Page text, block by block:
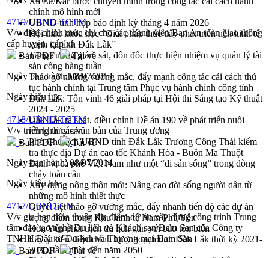
chính mô hình mới
UBND tỉnh họp báo định kỳ tháng 4 năm 2026
Hội thảo khoa học “Giải pháp thúc đẩy phát triển nền kinh tế
xanh tại tỉnh Đắk Lắk”
Tăng cường giám sát, đôn đốc thực hiện nhiệm vụ quản lý tài
sản công hàng tuần
Tháo gỡ những vướng mắc, đẩy mạnh công tác cải cách thủ
tục hành chính tại Trung tâm Phục vụ hành chính công tỉnh
Đắk Lắk: Tôn vinh 46 giải pháp tại Hội thi Sáng tạo Kỹ thuật
2024 - 2025
Đắk Lắk rà soát, điều chỉnh Đề án 190 về phát triển nuôi
trồng thủy sản
Phó Chủ tịch UBND tỉnh Đắk Lắk Trương Công Thái kiểm
tra thực địa Dự án cao tốc Khánh Hòa - Buôn Ma Thuột
Định vị cà phê Việt Nam như một “di sản sống” trong dòng
chảy toàn cầu
Xây dựng nông thôn mới: Nâng cao đời sống người dân từ
những mô hình thiết thực
Quyết liệt tháo gỡ vướng mắc, đẩy nhanh tiến độ các dự án
trọng điểm trong Khu kinh tế Nam Phú Yên
Hòn Yến phát triển du lịch gắn với bảo tồn biển
Lấy ý kiến điều chỉnh Quy hoạch tỉnh Đắk Lắk thời kỳ 2021-
2030, tầm nhìn đến năm 2050
4719/UBND-TCTM
V/v điều chỉnh mức chi cho các thành viên Ban An toàn giao thông
cấp huyện, cấp xã
Bản PDF
Tải về
Ngày ban hành:08/07/2014
Ngày hiệu lực:
4718/UBND-TCTM
V/v triển khai các văn bản của Trung ương
Bản PDF
Tải về
Ngày ban hành:08/07/2014
Ngày hiệu lực:
4717/UBND-CN
V/v gia hạn thỏa thuận địa điểm dự án xây dựng công trình Trung
tâm đào tạo nghề Du lịch và Khách sạn Đam San của Công ty
TNHH Đầu tư Du lịch và Thương mại Đam San
Bản PDF
Tải về